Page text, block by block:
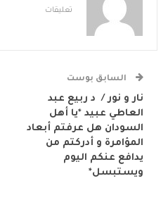
تعليقات
السابق بوست
نار و نور / د ربيع عبد
العاطي عبيد *يا أهل
السودان هل عرفتم أبعاد
المؤامرة و أدركتم من
يدافع عنكم اليوم
ويستبسل*